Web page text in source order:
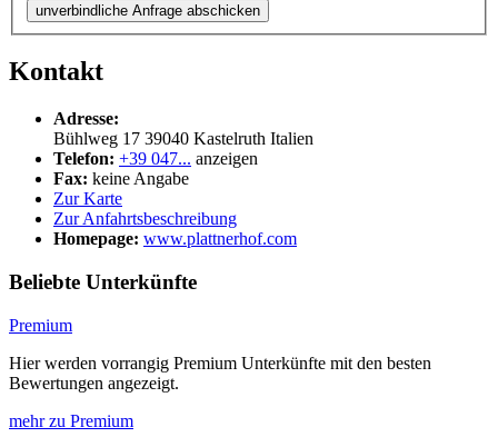
unverbindliche Anfrage abschicken
Kontakt
Adresse:
Bühlweg 17 39040 Kastelruth Italien
Telefon: +39 047... anzeigen
Fax: keine Angabe
Zur Karte
Zur Anfahrtsbeschreibung
Homepage: www.plattnerhof.com
Beliebte Unterkünfte
Premium
Hier werden vorrangig Premium Unterkünfte mit den besten
Bewertungen angezeigt.
mehr zu Premium